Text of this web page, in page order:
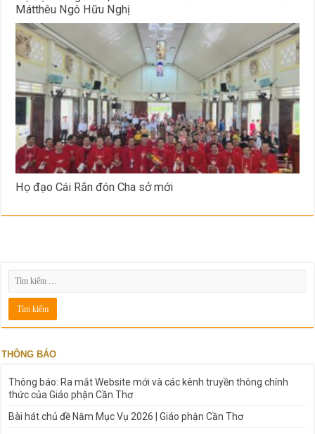
Mátthêu Ngô Hữu Nghị
Họ đạo Cái Rắn đón Cha sở mới
THÔNG BÁO
Thông báo: Ra mắt Website mới và các kênh truyền thông chính
thức của Giáo phận Cần Thơ
Bài hát chủ đề Năm Mục Vụ 2026 | Giáo phận Cần Thơ